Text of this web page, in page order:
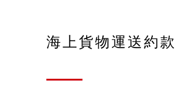
海上貨物運送約款